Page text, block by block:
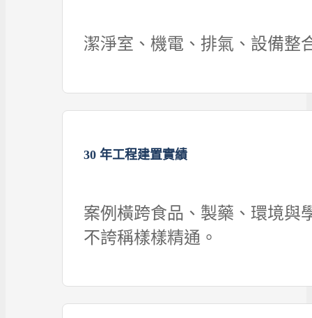
潔淨室、機電、排氣、設備整
30 年工程建置實績
案例橫跨食品、製藥、環境與
不誇稱樣樣精通。